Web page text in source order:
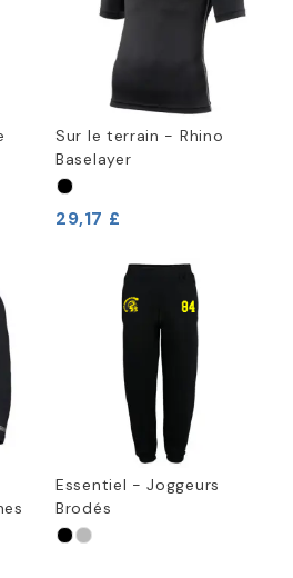
Sur le terrain - Rhino
Baselayer
29,17 £
Essentiel - Joggeurs
Brodés